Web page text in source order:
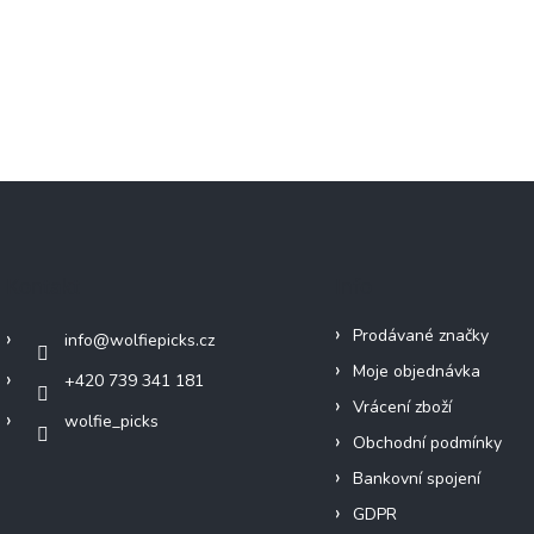
info@wolfiepicks.cz
+420 739 341 181
wolfie_picks
Prodávané značky
Moje objednávka
Vrácení zboží
Obchodní podmínky
Bankovní spojení
GDPR